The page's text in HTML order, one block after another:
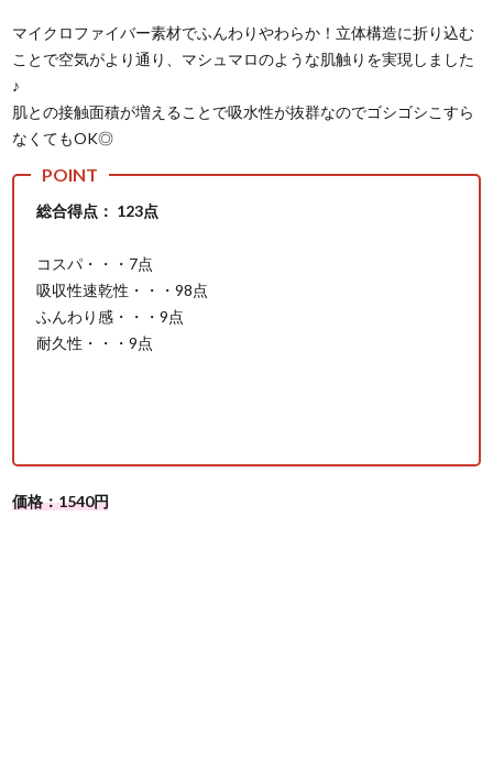
マイクロファイバー素材でふんわりやわらか！立体構造に折り込む
ことで空気がより通り、マシュマロのような肌触りを実現しました
♪
肌との接触面積が増えることで吸水性が抜群なのでゴシゴシこすら
なくてもOK◎
総合得点： 123点
コスパ・・・7点
吸収性速乾性・・・98点
ふんわり感・・・9点
耐久性・・・9点
価格：1540円